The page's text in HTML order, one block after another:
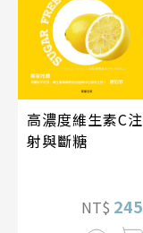
高濃度維生素C注
射與斷糖
NT$ 245